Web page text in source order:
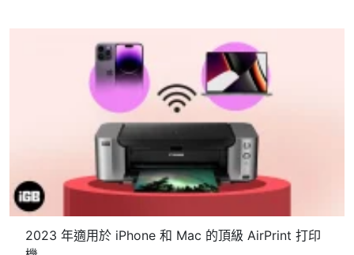
2023 年適用於 iPhone 和 Mac 的頂級 AirPrint 打印